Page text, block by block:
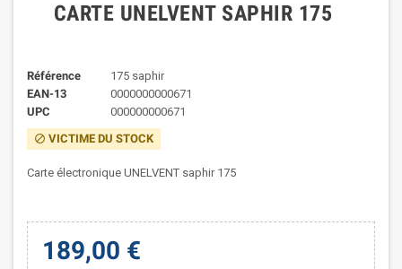
CARTE UNELVENT SAPHIR 175
Référence
175 saphir
EAN-13
0000000000671
UPC
000000000671
block VICTIME DU STOCK
Carte électronique UNELVENT saphir 175
189,00 €